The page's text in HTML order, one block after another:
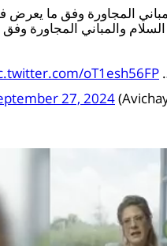
المجاورة وفق ما يعرض
والمباني المجاورة
oT1esh56FP
27, 2024